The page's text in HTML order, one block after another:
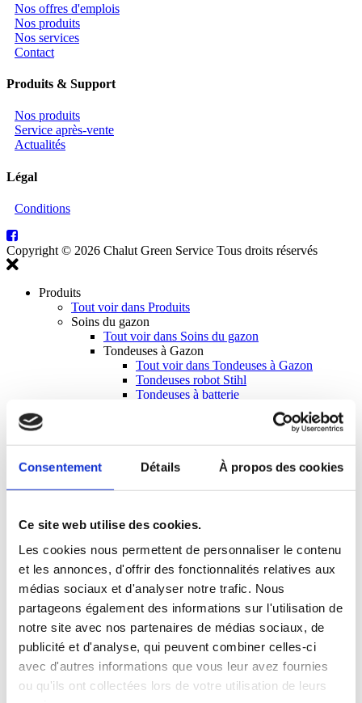
Consentement Détails À propos des cookies
Ce site web utilise des cookies.
Les cookies nous permettent de personnaliser le contenu
et les annonces, d'offrir des fonctionnalités relatives aux
médias sociaux et d'analyser notre trafic. Nous
partageons également des informations sur l'utilisation de
notre site avec nos partenaires de médias sociaux, de
publicité et d'analyse, qui peuvent combiner celles-ci
avec d'autres informations que vous leur avez fournies
ou qu'ils ont collectées lors de votre utilisation de leurs
Nos offres d'emplois
Nos produits
Nos services
Contact
Produits & Support
Nos produits
Service après-vente
Actualités
Légal
Conditions
Copyright © 2026 Chalut Green Service Tous droits réservés
Produits
Tout voir dans Produits
Soins du gazon
Tout voir dans Soins du gazon
Tondeuses à Gazon
Tout voir dans Tondeuses à Gazon
Tondeuses robot Stihl
Tondeuses à batterie
Tondeuses essence à conducteur marchant
Tondeuses PRO à conducteur marchant
Tout voir dans Scarificateurs
Tracteurs de Jardin & Tondeuses Autoportées
Tondeuses Autoportées
Tracteurs de jardin John Deere
Tondeuses à rayon de braquage zéro Ztrak
Tondeuses frontales Grillo
Tracteurs & Tondeuses Professionnelles
Tout voir dans Tracteurs & Tondeuses
Professionnelles
Tondeuses commerciales John Deere
Tracteur diesel John Deere
Tondeuses électriques Mean Green